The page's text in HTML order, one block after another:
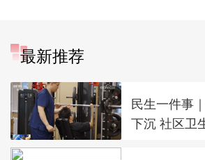
最新推荐
民生一件事
下沉 社区卫